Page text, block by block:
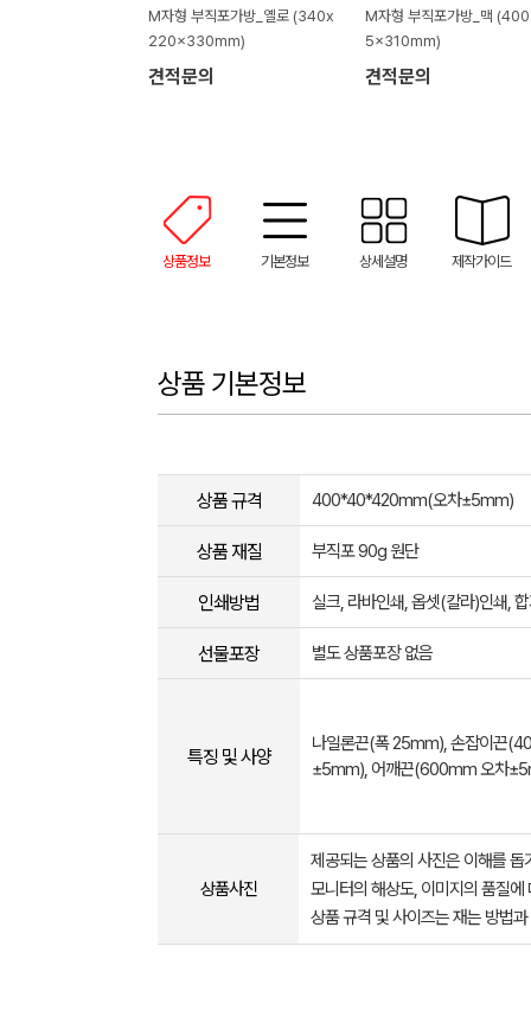
M자형 부직포가방_옐로 (340x
220x330mm)
견적문의
M자형 부직포가방_맥
5x310mm)
견적문의
상품정보 기본정보 상세설명 제작가이드
상품 기본정보
상품 규격 400*40*420mm(오차±5mm)
상품 재질 부직포 90g 원단
인쇄방법 실크, 라바인쇄, 옵셋(칼라)인쇄,
선물포장 별도 상품포장 없음
특징 및 사양
나일론끈(폭 25mm), 손잡이끈
±5mm), 어깨끈(600mm 오차
상품사진
제공되는 상품의 사진은 이해를
모니터의 해상도, 이미지의 품질
상품 규격 및 사이즈는 재는 방법